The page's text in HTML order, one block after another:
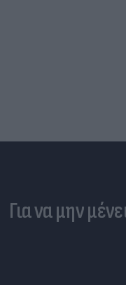
Για να μην